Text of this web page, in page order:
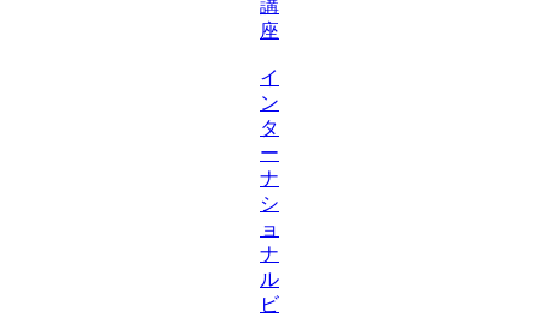
講
座
イ
ン
タ
ー
ナ
シ
ョ
ナ
ル
ビ